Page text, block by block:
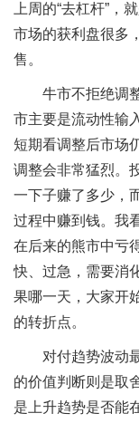
上周的“去杠杆”，
市场的获利盘很多
售。
牛市不拒绝调
市主要是流动性输
短期看调整后市场
调整会非常猛烈。
一下子赚了多少，
过程中赚到钱。我
在后来的熊市中亏
快、过急，需要消
果哪一天，大家开
的转折点。
对付趋势波动
的价值判断则是取
是上升趋势是否能